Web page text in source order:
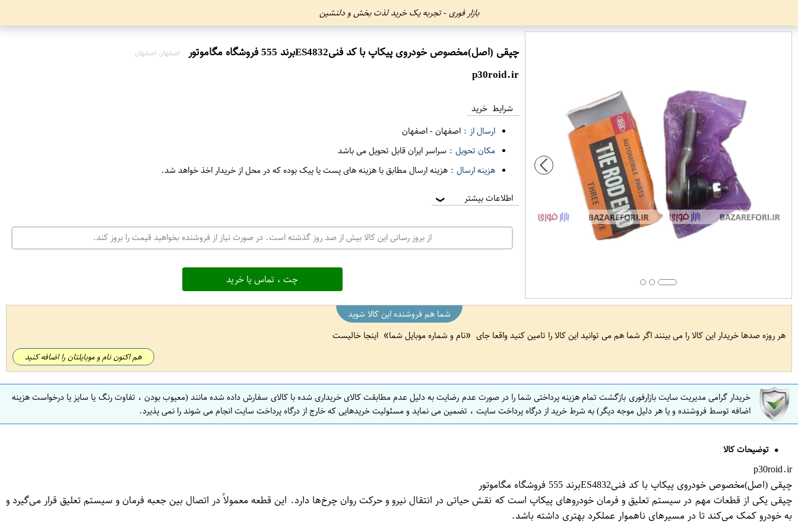
بازار فوری - تجربه یک خرید لذت بخش و دلنشین
چپقی (اصل)مخصوص خودروی پیکاپ با کد فنیES4832برند 555 فروشگاه مگاموتور اصفهان اصفهان
p30roid.ir
شرایط خرید
ارسال از : اصفهان-اصفهان
مکان تحویل : سراسر ایران قابل تحویل می باشد
هزینه ارسال : هزینه ارسال مطابق با هزینه های پست یا پیک بوده که در محل از خریدار اخذ خواهد شد.
اطلاعات بیشتر ❯
از بروز رسانی این کالا بیش از صد روز گذشته است. در صورت نیاز از فروشنده بخواهید قیمت را بروز کند.
چت ، تماس یا خرید
شما هم فروشنده این کالا شوید
هر روزه صدها خریدار این کالا را می بینند اگر شما هم می توانید این کالا را تامین کنید واقعا جای
نام و شماره موبایل شما اینجا خالیست
هم اکنون نام و موبایلتان را اضافه کنید
خریدار گرامی مدیریت سایت بازارفوری بازگشت تمام هزینه پرداختی شما را در صورت عدم رضایت به دلیل عدم مطابقت کالای خریداری شده با کالای سفارش داده شده مانند (معیوب بودن ، تفاوت رنگ یا سایز یا درخواست هزینه
اضافه توسط فروشنده و یا هر دلیل موجه دیگر) به شرط خرید از درگاه پرداخت سایت ، تضمین می نماید و مسئولیت خریدهایی که خارج از درگاه پرداخت سایت انجام می شوند را نمی پذیرد.
توضیحات کالا
p30roid.ir
چپقی (اصل)مخصوص خودروی پیکاپ با کد فنیES4832برند 555 فروشگاه مگاموتور
چپقی یکی از قطعات مهم در سیستم تعلیق و فرمان خودروهای پیکاپ است که نقش حیاتی در انتقال نیرو و حرکت روان چرخ‌ها دارد. این قطعه معمولاً در اتصال بین جعبه فرمان و سیستم تعلیق قرار می‌گیرد و
به خودرو کمک می‌کند تا در مسیرهای ناهموار عملکرد بهتری داشته باشد.